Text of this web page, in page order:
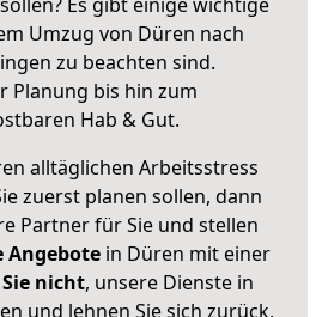
Umzug von Düren nach
zu beachten sind.
Planung bis hin zum
Hab & Gut.
alltäglichen Arbeitsstress
zuerst planen sollen, dann
Partner für Sie und stellen
Angebote in Düren mit einer
nicht, unsere Dienste in
und lehnen Sie sich zurück.